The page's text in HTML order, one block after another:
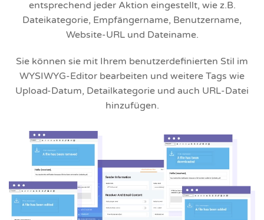
entsprechend jeder Aktion eingestellt, wie z.B.
Dateikategorie, Empfängername, Benutzername,
Website-URL und Dateiname.
Sie können sie mit Ihrem benutzerdefinierten Stil im
WYSIWYG-Editor bearbeiten und weitere Tags wie
Upload-Datum, Detailkategorie und auch URL-Datei
hinzufügen.